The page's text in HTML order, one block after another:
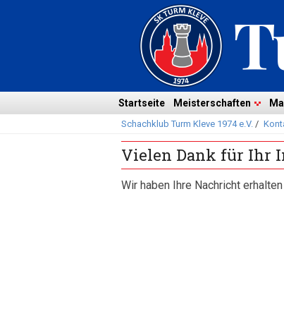
überspringen
Startseite Meisterschaften
Schachklub Turm Kleve 1974 e.V. /
Vielen Dank für Ihr
Wir haben Ihre Nachricht